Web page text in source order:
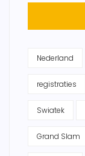
Nederland
registraties
Swiatek
Grand Slam